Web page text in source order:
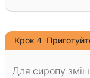
Крок 4.
Для сиропу